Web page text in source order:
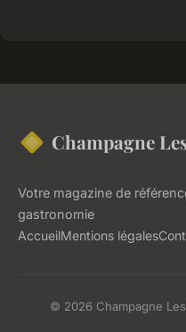
Champagne
Votre magazine de
gastronomie
AccueilMentions légales
© 2026 Champagne